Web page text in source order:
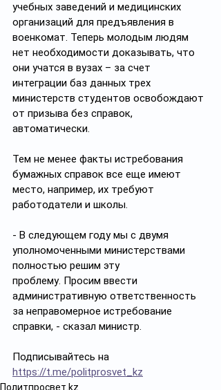
учебных заведений и медицинских
организаций для предъявления в
военкомат. Теперь молодым людям
нет необходимости доказывать, что
они учатся в вузах – за счет
интеграции баз данных трех
министерств студентов освобождают
от призыва без справок,
автоматически.
Тем не менее факты истребования
бумажных справок все еще имеют
место, например, их требуют
работодатели и школы.
- В следующем году мы с двумя
уполномоченными министерствами
полностью решим эту
проблему. Просим ввести
административную ответственность
за неправомерное истребование
справки, - сказал министр.
Подписывайтесь на
https://t.me/politprosvet_kz
Политпросвет.kz